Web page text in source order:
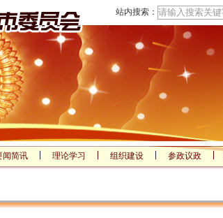
站内搜索：
闻简讯 理论学习 组织建设 参政议政